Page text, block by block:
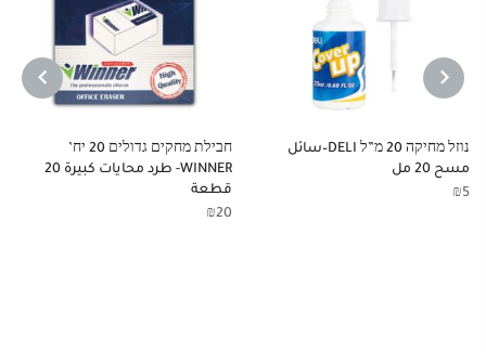
נוזל מחיקה 20 מ”ל DELI–سائل
مسح 20 مل
₪5
חבילת מחקים גדולים 20 יח’
WINNER- طرد محايات كبيرة 20
قطعة
₪20